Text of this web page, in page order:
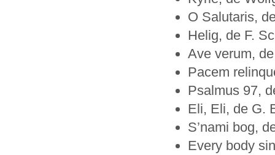
O Salutaris,
Helig, de F.
Ave verum,
Pacem
Psalmus 97,
Eli, Eli, de G.
S’nami bog,
Every body